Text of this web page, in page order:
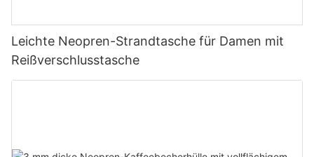
Leichte Neopren-Strandtasche für Damen mit
Reißverschlusstasche